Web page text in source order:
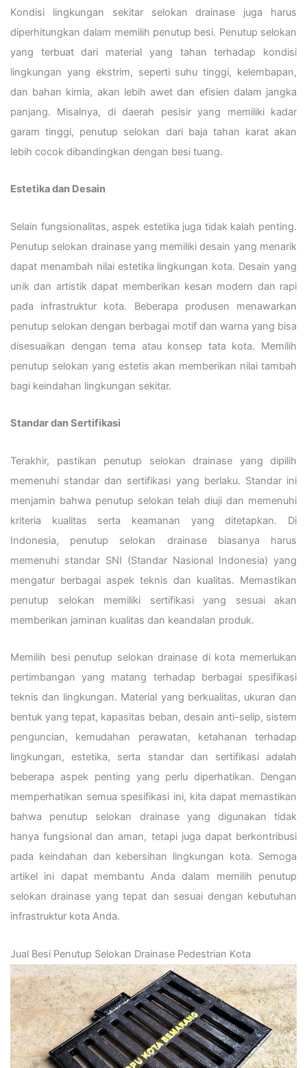
Kondisi lingkungan sekitar selokan drainase juga harus
diperhitungkan dalam memilih penutup besi. Penutup selokan
yang terbuat dari material yang tahan terhadap kondisi
lingkungan yang ekstrim, seperti suhu tinggi, kelembapan,
dan bahan kimia, akan lebih awet dan efisien dalam jangka
panjang. Misalnya, di daerah pesisir yang memiliki kadar
garam tinggi, penutup selokan dari baja tahan karat akan
lebih cocok dibandingkan dengan besi tuang.
Estetika dan Desain
Selain fungsionalitas, aspek estetika juga tidak kalah penting.
Penutup selokan drainase yang memiliki desain yang menarik
dapat menambah nilai estetika lingkungan kota. Desain yang
unik dan artistik dapat memberikan kesan modern dan rapi
pada infrastruktur kota. Beberapa produsen menawarkan
penutup selokan dengan berbagai motif dan warna yang bisa
disesuaikan dengan tema atau konsep tata kota. Memilih
penutup selokan yang estetis akan memberikan nilai tambah
bagi keindahan lingkungan sekitar.
Standar dan Sertifikasi
Terakhir, pastikan penutup selokan drainase yang dipilih
memenuhi standar dan sertifikasi yang berlaku. Standar ini
menjamin bahwa penutup selokan telah diuji dan memenuhi
kriteria kualitas serta keamanan yang ditetapkan. Di
Indonesia, penutup selokan drainase biasanya harus
memenuhi standar SNI (Standar Nasional Indonesia) yang
mengatur berbagai aspek teknis dan kualitas. Memastikan
penutup selokan memiliki sertifikasi yang sesuai akan
memberikan jaminan kualitas dan keandalan produk.
Memilih besi penutup selokan drainase di kota memerlukan
pertimbangan yang matang terhadap berbagai spesifikasi
teknis dan lingkungan. Material yang berkualitas, ukuran dan
bentuk yang tepat, kapasitas beban, desain anti-selip, sistem
penguncian, kemudahan perawatan, ketahanan terhadap
lingkungan, estetika, serta standar dan sertifikasi adalah
beberapa aspek penting yang perlu diperhatikan. Dengan
memperhatikan semua spesifikasi ini, kita dapat memastikan
bahwa penutup selokan drainase yang digunakan tidak
hanya fungsional dan aman, tetapi juga dapat berkontribusi
pada keindahan dan kebersihan lingkungan kota. Semoga
artikel ini dapat membantu Anda dalam memilih penutup
selokan drainase yang tepat dan sesuai dengan kebutuhan
infrastruktur kota Anda.
Jual Besi Penutup Selokan Drainase Pedestrian Kota